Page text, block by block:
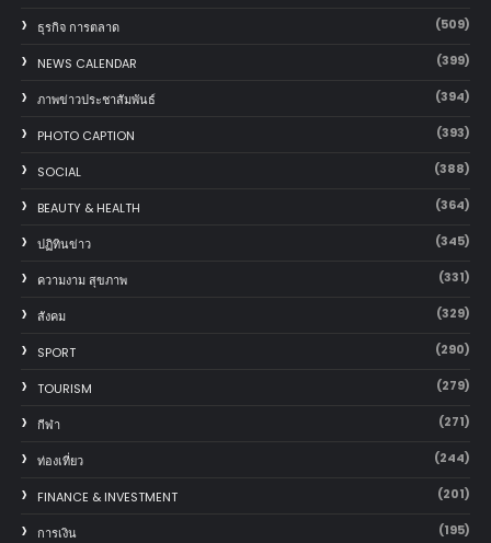
ธุรกิจ การตลาด (509)
NEWS CALENDAR (399)
ภาพข่าวประชาสัมพันธ์ (394)
PHOTO CAPTION (393)
SOCIAL (388)
BEAUTY & HEALTH (364)
ปฏิทินข่าว (345)
ความงาม สุขภาพ (331)
สังคม (329)
SPORT (290)
TOURISM (279)
กีฬา (271)
ท่องเที่ยว (244)
FINANCE & INVESTMENT (201)
การเงิน (195)